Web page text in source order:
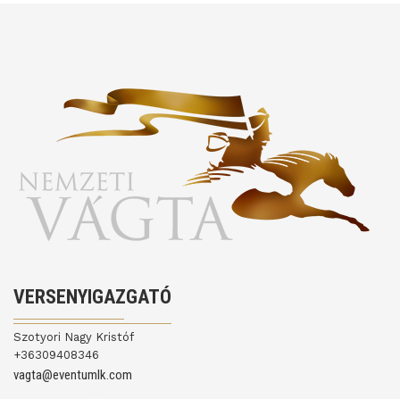
VERSENYIGAZGATÓ
Szotyori Nagy Kristóf
+36309408346
vagta@eventumlk.com